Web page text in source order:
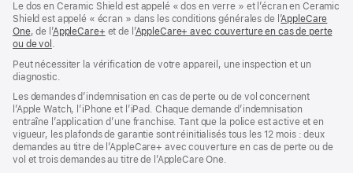
nouvelle
fenêtre)
Le dos en Ceramic Shield est appelé « dos en verre » et l’écran en Ceramic
Shield est appelé « écran » dans les conditions générales de l’AppleCare
One(s’ouvre
dans
nouvelle
fenêtre)
, de l’AppleCare+ (s’ouvre
nouvelle
et de l’AppleCare+ avec couverture en cas de perte
ou de vol (s’ouvre
une
nouvelle
fenêtre)
.
Peut nécessiter la vérification de votre appareil, une inspection et un
diagnostic.
Les demandes d’indemnisation en cas de perte ou de vol concernent
l’Apple Watch, l’iPhone et l’iPad. Chaque demande d’indemnisation
entraîne l’application d’une franchise. Tant que la police est active et en
vigueur, les plafonds de garantie sont réinitialisés tous les 12 mois : deux
demandes au titre de l’AppleCare+ avec couverture en cas de perte ou de
vol et trois demandes au titre de l’AppleCare One.